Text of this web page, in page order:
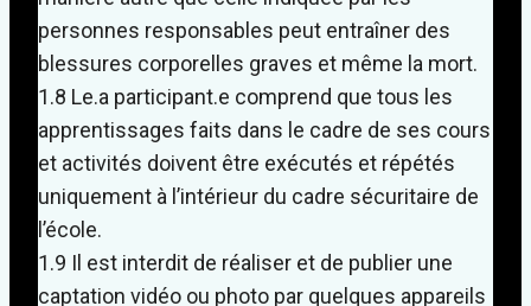
personnes responsables peut entraîner des
blessures corporelles graves et même la mort.
1.8 Le.a participant.e comprend que tous les
apprentissages faits dans le cadre de ses cours
et activités doivent être exécutés et répétés
uniquement à l’intérieur du cadre sécuritaire de
l’école.
1.9 Il est interdit de réaliser et de publier une
captation vidéo ou photo par quelques appareils